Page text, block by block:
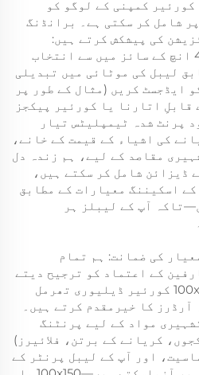
کورئیر کمپنی کے لوگو کو
شامل کر سکتی ہے۔ برانڈنگ
کی پیشکش کرتے ہیں:
100x150 ملی میٹر اور 4x6 انچ کے سائز میں سے انتخاب
لیبل کی موٹائی میں تبدیلی
ایڈجسٹ کریں (مثال کے طور پر
قابلِ اتارنا یا کورئیر پیکجز
پرنٹ شدہ ٹیمپلیٹس تیار
کی اشیاء کے قیمت کے خانے،
مقاصد کے لیے، ہم زندہ دل
ڈیزائن شامل کر سکتے ہیں،
اسکیننگ معیارات کے مطابق
آپ کے لیبلز ہر
کی ضمانت: ہم تمام
کے اعتماد کو ترجیح دیتے
ہیں، اس لیے ہم آپ کے 100x150 کورئیر ڈیلیوری تھرمل
کا خیرمقدم کرتے ہیں۔
مواد کے لیے پرنٹنگ
کریانے کے برتن، فلائیرز)
اور آپ کے لیبل پرنٹر کے